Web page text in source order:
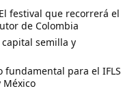
festival que recorrerá el
de Colombia
semilla y
fundamental para el IFLS
México